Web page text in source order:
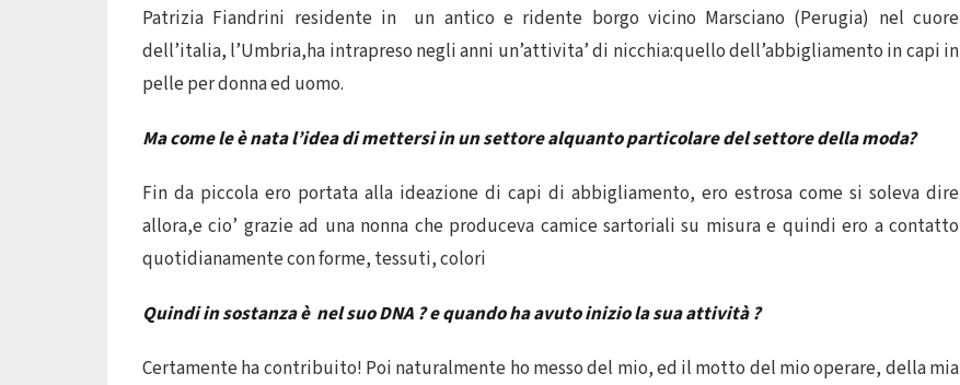
Patrizia Fiandrini residente in un antico e ridente borgo vicino Marsciano (Perugia) nel cuore
dell’italia, l’Umbria,ha intrapreso negli anni un’attivita’ di nicchia:quello dell’abbigliamento in capi in
pelle per donna ed uomo.
Ma come le è nata l’idea di mettersi in un settore alquanto particolare del settore della moda?
Fin da piccola ero portata alla ideazione di capi di abbigliamento, ero estrosa come si soleva dire
allora,e cio’ grazie ad una nonna che produceva camice sartoriali su misura e quindi ero a contatto
quotidianamente con forme, tessuti, colori
Quindi in sostanza è nel suo DNA ? e quando ha avuto inizio la sua attività ?
Certamente ha contribuito! Poi naturalmente ho messo del mio, ed il motto del mio operare, della mia